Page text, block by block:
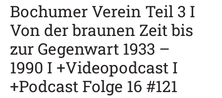
Bochumer Verein Teil 3 I
Von der braunen Zeit bis
zur Gegenwart 1933 –
1990 I +Videopodcast I
+Podcast Folge 16 #121